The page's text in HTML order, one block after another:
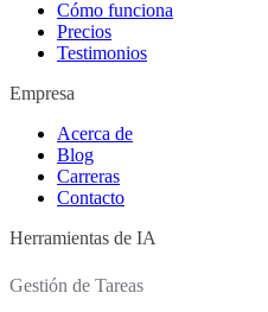
Cómo funciona
Precios
Testimonios
Empresa
Acerca de
Blog
Carreras
Contacto
Herramientas de IA
Gestión de Tareas